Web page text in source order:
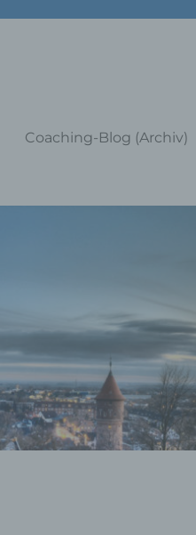
Coaching-Blog (Archiv)